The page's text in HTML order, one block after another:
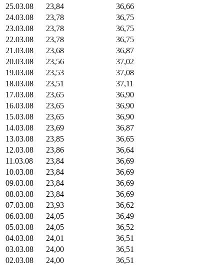
25.03.08
23,84
36,66
24.03.08
23,78
36,75
23.03.08
23,78
36,75
22.03.08
23,78
36,75
21.03.08
23,68
36,87
20.03.08
23,56
37,02
19.03.08
23,53
37,08
18.03.08
23,51
37,11
17.03.08
23,65
36,90
16.03.08
23,65
36,90
15.03.08
23,65
36,90
14.03.08
23,69
36,87
13.03.08
23,85
36,65
12.03.08
23,86
36,64
11.03.08
23,84
36,69
10.03.08
23,84
36,69
09.03.08
23,84
36,69
08.03.08
23,84
36,69
07.03.08
23,93
36,62
06.03.08
24,05
36,49
05.03.08
24,05
36,52
04.03.08
24,01
36,51
03.03.08
24,00
36,51
02.03.08
24,00
36,51